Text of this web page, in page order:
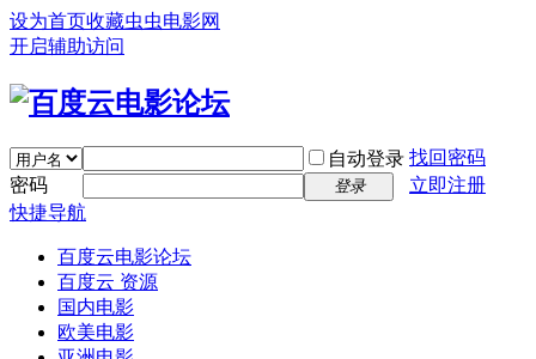
设为首页收藏虫虫电影网
开启辅助访问
自动登录 找回密码
密码
登录
立即注册
快捷导航
百度云电影论坛
百度云 资源
国内电影
欧美电影